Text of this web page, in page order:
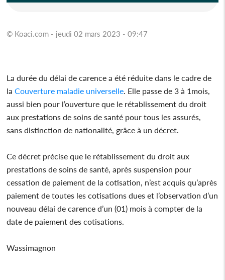
© Koaci.com - jeudi 02 mars 2023 - 09:47
La durée du délai de carence a été réduite dans le cadre de
laCouverture maladie universelle . Elle passe de 3 à 1mois,
aussi bien pour l’ouverture que le rétablissement du droit
aux prestations de soins de santé pour tous les assurés,
sans distinction de nationalité, grâce à un décret.
Ce décret précise que le rétablissement du droit aux
prestations de soins de santé, après suspension pour
cessation de paiement de la cotisation, n’est acquis qu’après
paiement de toutes les cotisations dues et l’observation d’un
nouveau délai de carence d’un (01) mois à compter de la
date de paiement des cotisations.
Wassimagnon